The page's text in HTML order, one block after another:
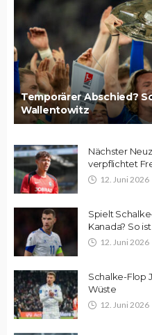
Temporärer Abschied?
Wallentowitz
Nächster
verpflichtet
12. Juni 2026
Spielt
Kanada? So
12. Juni 2026
Schalke-Flop
Wüste
12. Juni 2026